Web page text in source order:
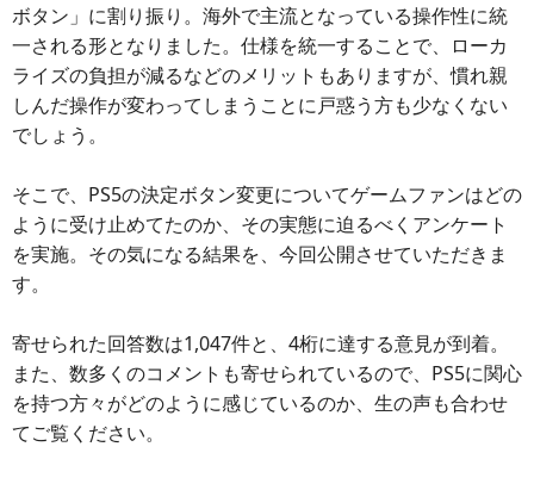
ボタン」に割り振り。海外で主流となっている操作性に統
一される形となりました。仕様を統一することで、ローカ
ライズの負担が減るなどのメリットもありますが、慣れ親
しんだ操作が変わってしまうことに戸惑う方も少なくない
でしょう。
そこで、PS5の決定ボタン変更についてゲームファンはどの
ように受け止めてたのか、その実態に迫るべくアンケート
を実施。その気になる結果を、今回公開させていただきま
す。
寄せられた回答数は1,047件と、4桁に達する意見が到着。
また、数多くのコメントも寄せられているので、PS5に関心
を持つ方々がどのように感じているのか、生の声も合わせ
てご覧ください。